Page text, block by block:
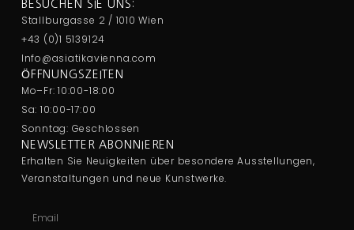
BESUCHEN SIE UNS:
Stallburgasse 2 / 1010 Wien
+43 (0)1 5139124
Info@asiatikavienna.com
ÖFFNUNGSZEITEN
Mo–Fr: 10:00-18:00
Sa: 10:00-17:00
Sonntag: Geschlossen
NEWSLETTER ABONNIEREN
Erhalten Sie Neuigkeiten über besondere Ausstellungen,
Veranstaltungen und neue Kunstwerke.